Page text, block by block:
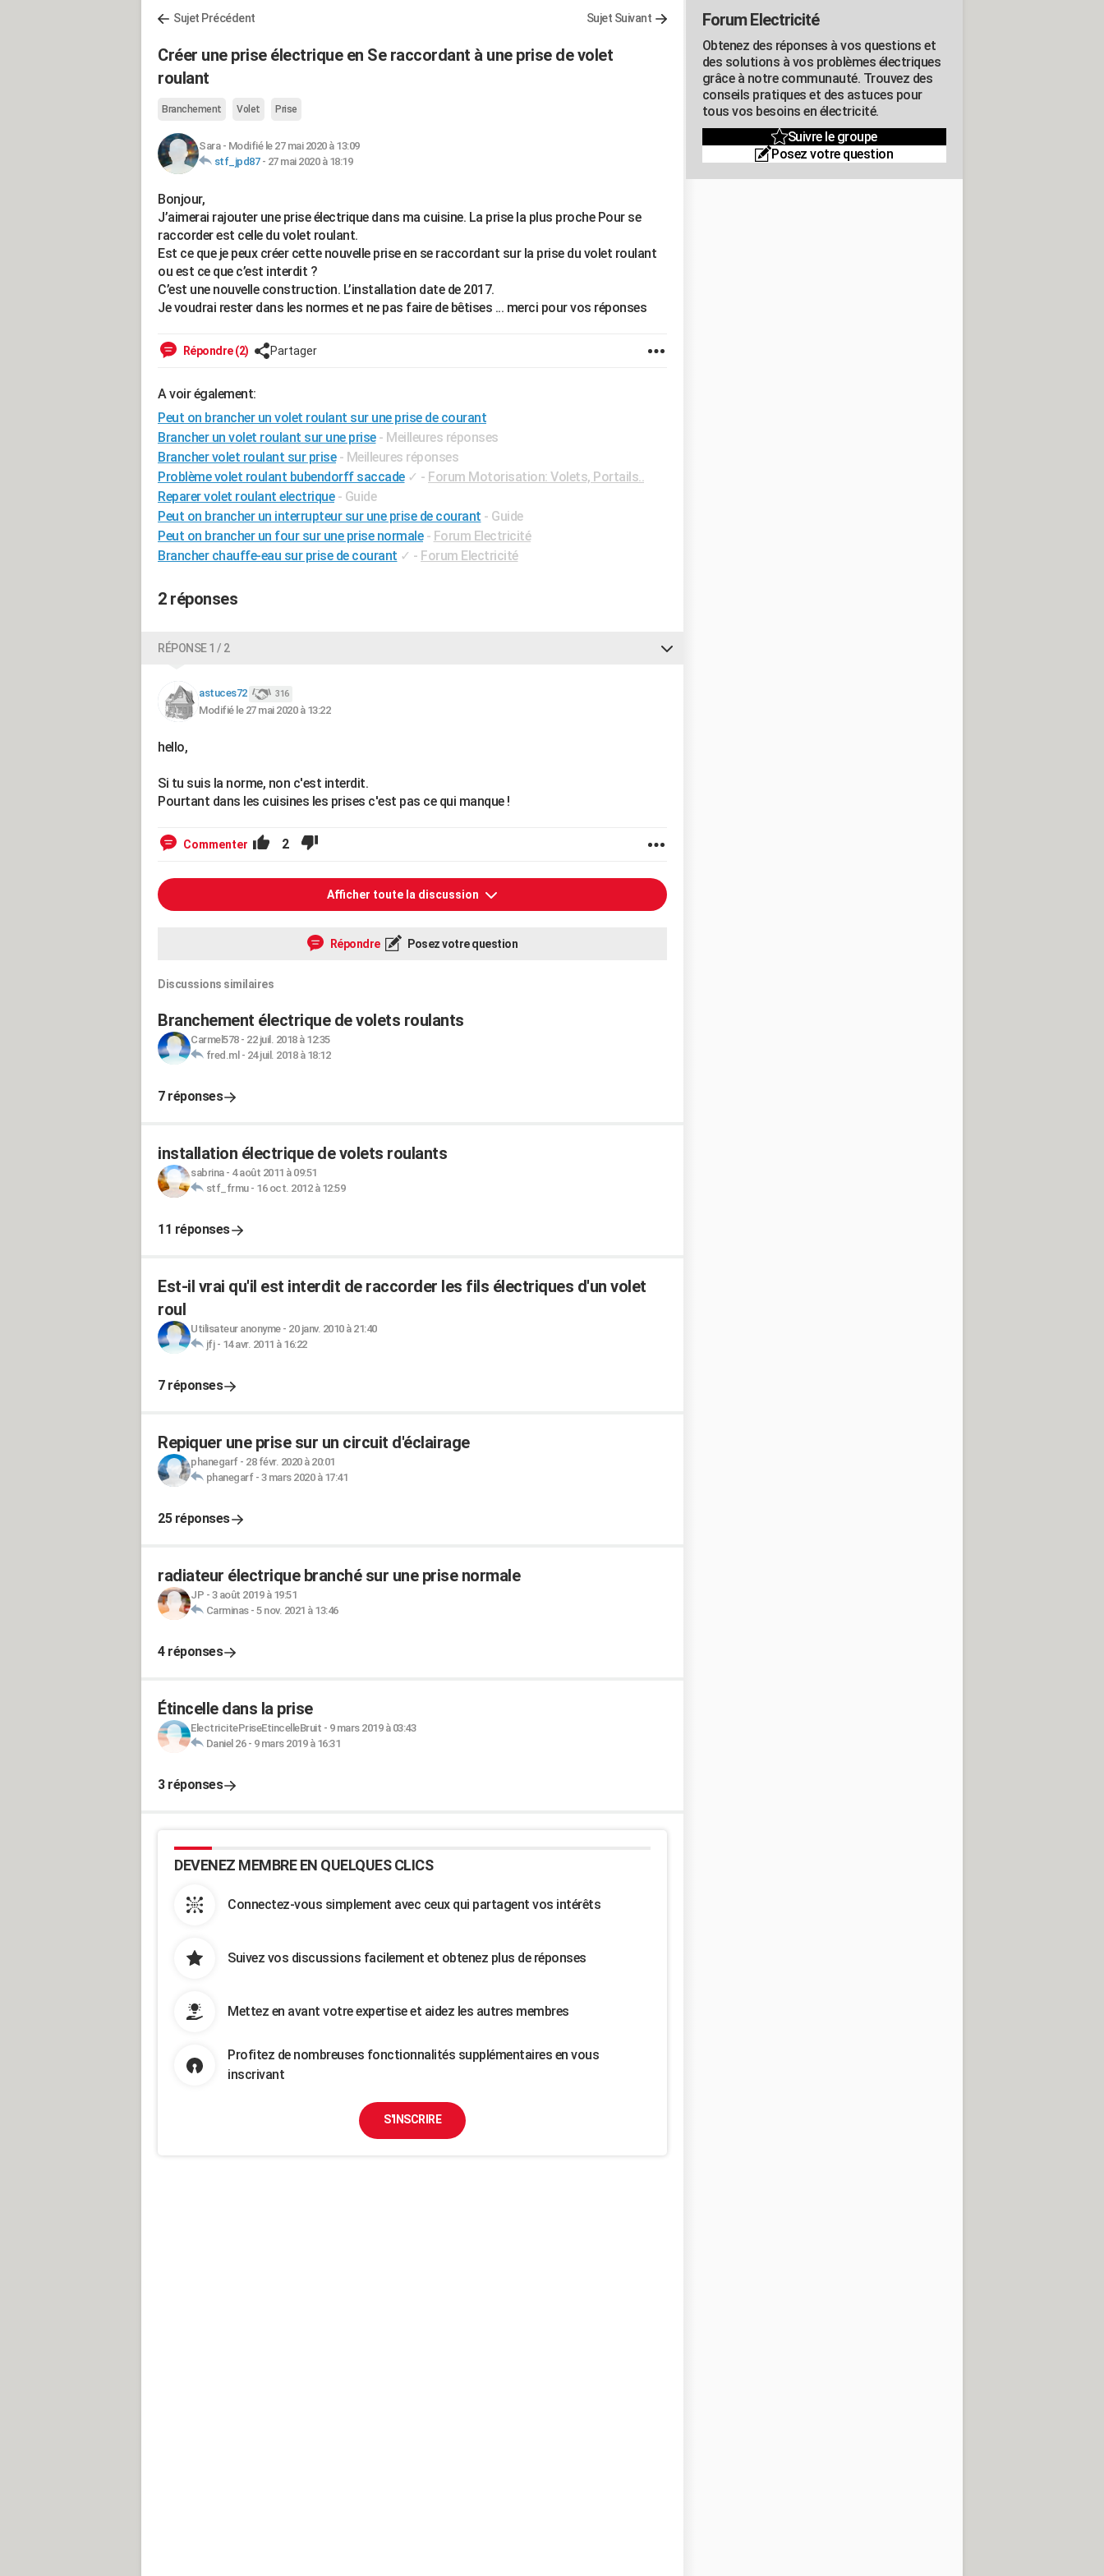
Sujet Précédent Sujet Suivant
Créer une prise électrique en Se raccordant à une prise de volet
roulant
Branchement Volet Prise
Sara- Modifié le 27 mai 2020 à 13:09
stf_jpd87- 27 mai 2020 à 18:19
Bonjour,
J’aimerai rajouter une prise électrique dans ma cuisine. La prise la plus proche Pour se
raccorder est celle du volet roulant.
Est ce que je peux créer cette nouvelle prise en se raccordant sur la prise du volet roulant
ou est ce que c’est interdit ?
C’est une nouvelle construction. L’installation date de 2017.
Je voudrai rester dans les normes et ne pas faire de bêtises ... merci pour vos réponses
Répondre (2) Partager
A voir également:
Peut on brancher un volet roulant sur une prise de courant
Brancher un volet roulant sur une prise - Meilleures réponses
Brancher volet roulant sur prise - Meilleures réponses
Problème volet roulant bubendorff saccade ✓ - Forum Motorisation: Volets, Portails..
Reparer volet roulant electrique - Guide
Peut on brancher un interrupteur sur une prise de courant - Guide
Peut on brancher un four sur une prise normale - Forum Electricité
Brancher chauffe-eau sur prise de courant ✓ - Forum Electricité
2 réponses
RÉPONSE 1 / 2
astuces72 316
Modifié le 27 mai 2020 à 13:22
hello,
Si tu suis la norme, non c'est interdit.
Pourtant dans les cuisines les prises c'est pas ce qui manque !
Commenter 2
Afficher toute la discussion
Répondre Posez votre question
Discussions similaires
Branchement électrique de volets roulants
Carmel578- 22 juil. 2018 à 12:35
fred.ml - 24 juil. 2018 à 18:12
7 réponses
installation électrique de volets roulants
sabrina- 4 août 2011 à 09:51
stf_frmu- 16 oct. 2012 à 12:59
11 réponses
Est-il vrai qu'il est interdit de raccorder les fils électriques d'un volet
roul
Utilisateur anonyme- 20 janv. 2010 à 21:40
jfj- 14 avr. 2011 à 16:22
7 réponses
Repiquer une prise sur un circuit d'éclairage
phanegarf- 28 févr. 2020 à 20:01
phanegarf- 3 mars 2020 à 17:41
25 réponses
radiateur électrique branché sur une prise normale
JP - 3 août 2019 à 19:51
Carminas- 5 nov. 2021 à 13:46
4 réponses
Étincelle dans la prise
ElectricitePriseEtincelleBruit - 9 mars 2019 à 03:43
Daniel 26- 9 mars 2019 à 16:31
3 réponses
DEVENEZ MEMBRE EN QUELQUES CLICS
Connectez-vous simplement avec ceux qui partagent vos intérêts
Suivez vos discussions facilement et obtenez plus de réponses
Mettez en avant votre expertise et aidez les autres membres
Profitez de nombreuses fonctionnalités supplémentaires en vous
inscrivant
S'INSCRIRE
Forum Electricité
Obtenez des réponses à vos questions et
des solutions à vos problèmes électriques
grâce à notre communauté. Trouvez des
conseils pratiques et des astuces pour
tous vos besoins en électricité.
Suivre le groupe
Posez votre question